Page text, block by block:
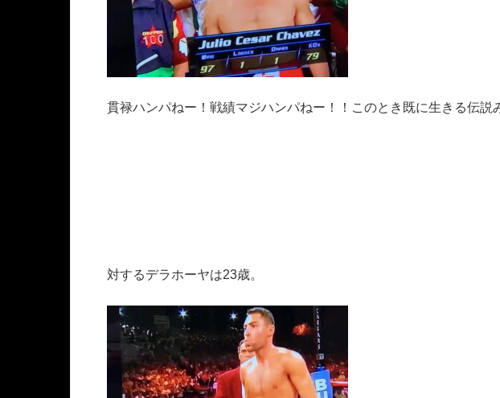
貫禄ハンパねー！戦績マジハンパねー！！このとき既に生きる伝説
対するデラホーヤは23歳。